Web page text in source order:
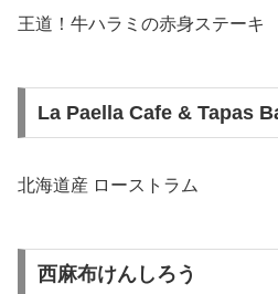
王道！牛ハラミの赤身ステーキ
La Paella Cafe & Tapas
北海道産 ローストラム
西麻布けんしろう